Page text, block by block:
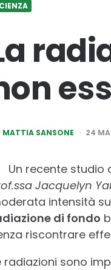
MATTIA SANSONE 24
Un recente studio
Jacquelyn
intensità
di fondo
riscontrare
radiazioni sono